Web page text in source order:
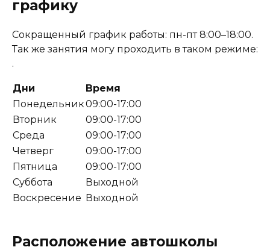
графику
Сокращенный график работы: пн-пт 8:00–18:00.
Так же занятия могу проходить в таком режиме:
.
Дни
Время
Понедельник09:00-17:00
Вторник
09:00-17:00
Среда
09:00-17:00
Четверг
09:00-17:00
Пятница
09:00-17:00
Суббота
Выходной
Воскресение Выходной
Расположение автошколы